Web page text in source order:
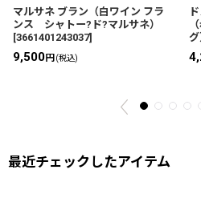
マルサネ ブラン（白ワイン フラ
ンス シャトー?ド?マルサネ）
[3661401243037]
9,500円 (税込)
グ
最近チェックしたアイテム